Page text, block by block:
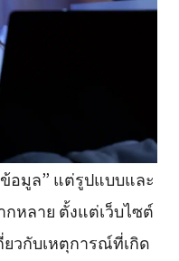
ข้อมูล” แต่รูปแบบและ
หลาย ตั้งแต่เว็บไซต์
วกับเหตุการณ์ที่เกิด